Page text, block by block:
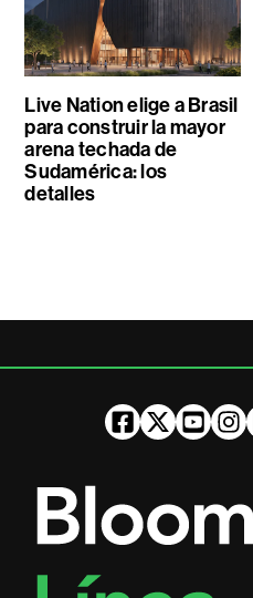
Live Nation elige a Brasil
para construir la mayor
arena techada de
Sudamérica: los
detalles